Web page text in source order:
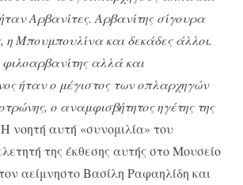
Αρβανίτες. Αρβανίτης σίγουρα
η Μπουμπουλίνα και δεκάδες άλλοι.
αλλά και
ήταν ο μέγιστος των οπλαρχηγών
ο αναμφισβήτητος ηγέτης της
νοητή αυτή «συνομιλία» του
της έκθεσης αυτής στο Μουσείο
αείμνηστο Βασίλη Ραφαηλίδη και